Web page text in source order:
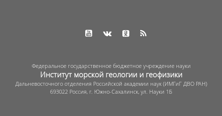
Федеральное государственное бюджетное учреждение науки
Институт морской геологии и геофизики
Дальневосточного отделения Российской академии наук (ИМГиГ ДВО РАН)
693022 Россия, г. Южно-Сахалинск, ул. Науки 1Б